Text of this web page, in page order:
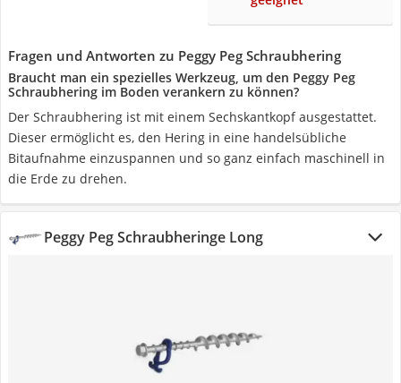
Fragen und Antworten zu Peggy Peg Schraubhering
Braucht man ein spezielles Werkzeug, um den Peggy Peg
Schraubhering im Boden verankern zu können?
Der Schraubhering ist mit einem Sechskantkopf ausgestattet.
Dieser ermöglicht es, den Hering in eine handelsübliche
Bitaufnahme einzuspannen und so ganz einfach maschinell in
die Erde zu drehen.
Peggy Peg Schraubheringe Long